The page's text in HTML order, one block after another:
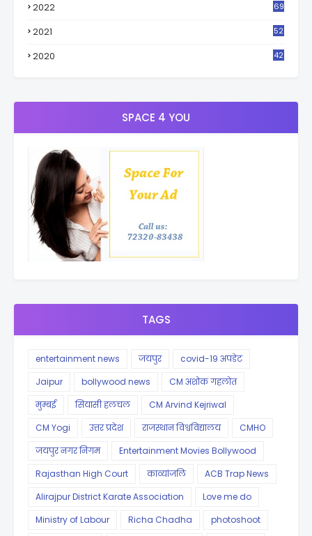
2022 69
2021
52
2020
42
SPACE 4 YOU
TAGS
entertainment news जयपुर
covid-19 अपडेट
Jaipur
bollywood news
CM अशोक गहलोत
मुम्बई
सियासी हलचल
CM Arvind Kejriwal
CM Yogi
उत्तर प्रदेश राजस्थान विश्वविद्यालय
CMHO
जयपुर नगर निगम
Entertainment Movies Bollywood
Rajasthan High Court
काव्यांजलि
ACB Trap News
Alirajpur District Karate Association
Love me do
Ministry of Labour
Richa Chadha
photoshoot